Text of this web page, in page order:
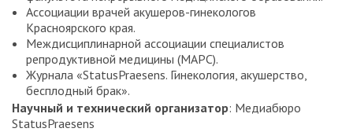
Ассоциации врачей акушеров-гинекологов
Красноярского края.
Междисциплинарной ассоциации специалистов
репродуктивной медицины (МАРС).
Журнала «StatusPraesens. Гинекология, акушерство,
бесплодный брак».
Научный и технический организатор: Медиабюро
StatusPraesens